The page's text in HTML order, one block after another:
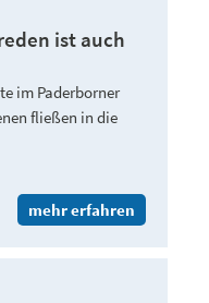
ist auch
im Paderborner
fließen in die
mehr erfahren